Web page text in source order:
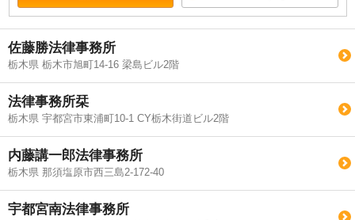
佐藤勝法律事務所
栃木県 栃木市旭町14-16 梁島ビル2階
法律事務所栞
栃木県 宇都宮市東浦町10-1 CY栃木街道ビル2階
内藤講一郎法律事務所
栃木県 那須塩原市西三島2-172-40
宇都宮南法律事務所